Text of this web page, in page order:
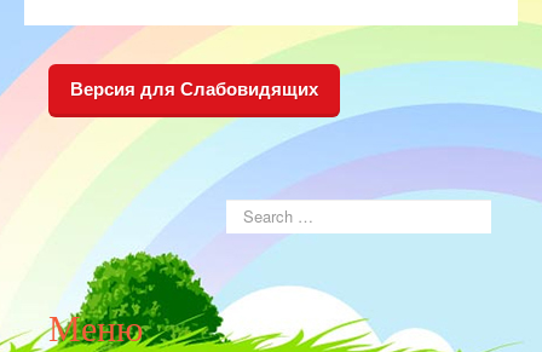
Версия для Слабовидящих
Меню